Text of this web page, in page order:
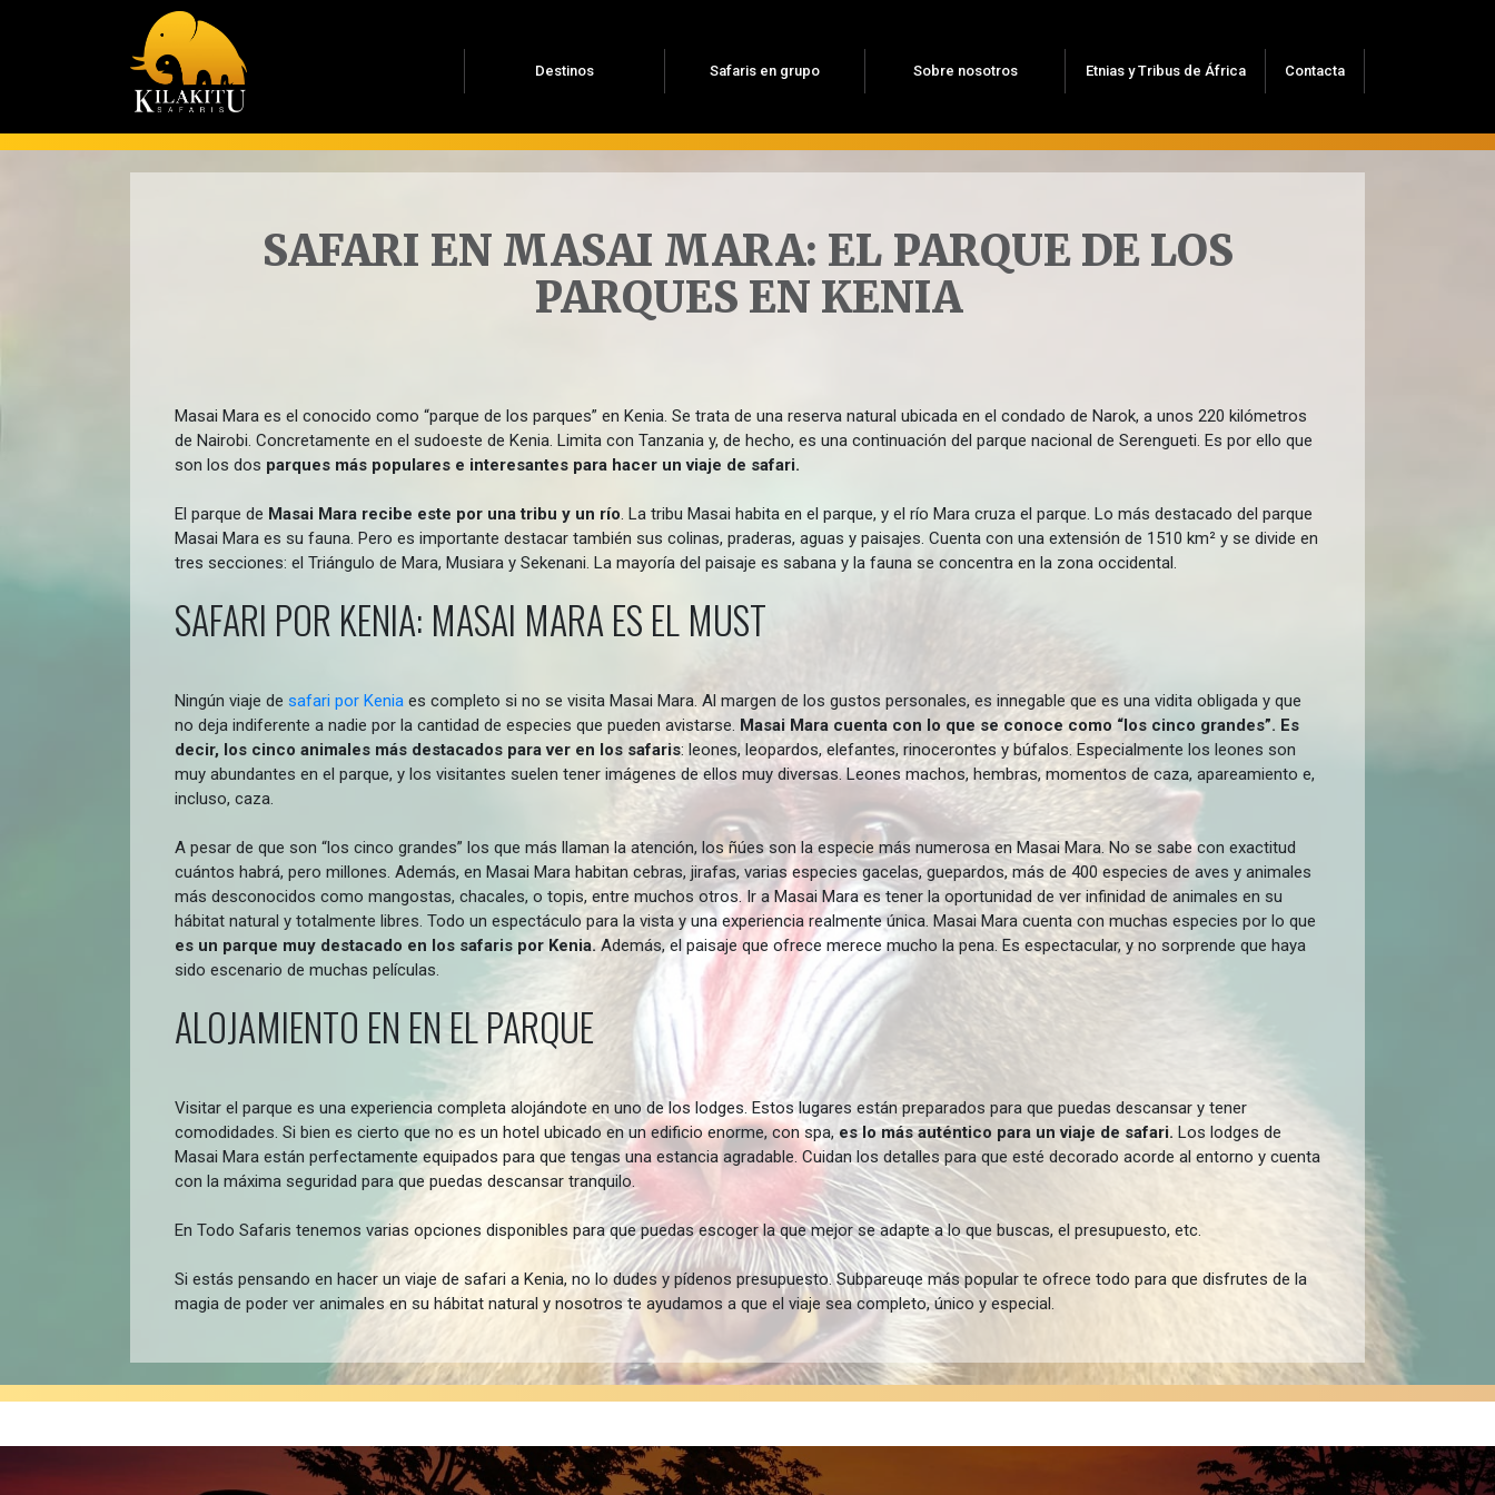
Destinos Safaris en grupo Sobre nosotros Etnias y Tribus de África Contacta
SAFARI EN MASAI MARA: EL PARQUE DE LOS
PARQUES EN KENIA
Masai Mara es el conocido como “parque de los parques” en Kenia. Se trata de una reserva natural ubicada en el condado de Narok, a unos 220 kilómetros
de Nairobi. Concretamente en el sudoeste de Kenia. Limita con Tanzania y, de hecho, es una continuación del parque nacional de Serengueti. Es por ello que
son los dos parques más populares e interesantes para hacer un viaje de safari.
El parque de Masai Mara recibe este por una tribu y un río. La tribu Masai habita en el parque, y el río Mara cruza el parque. Lo más destacado del parque
Masai Mara es su fauna. Pero es importante destacar también sus colinas, praderas, aguas y paisajes. Cuenta con una extensión de 1510 km² y se divide en
tres secciones: el Triángulo de Mara, Musiara y Sekenani. La mayoría del paisaje es sabana y la fauna se concentra en la zona occidental.
SAFARI POR KENIA: MASAI MARA ES ELMUST
Ningún viaje de safari por Kenia es completo si no se visita Masai Mara. Al margen de los gustos personales, es innegable que es una vidita obligada y que
no deja indiferente a nadie por la cantidad de especies que pueden avistarse. Masai Mara cuenta con lo que se conoce como “los cinco grandes”. Es
decir, los cinco animales más destacados para ver en los safaris: leones, leopardos, elefantes, rinocerontes y búfalos. Especialmente los leones son
muy abundantes en el parque, y los visitantes suelen tener imágenes de ellos muy diversas. Leones machos, hembras, momentos de caza, apareamiento e,
incluso, caza.
A pesar de que son “los cinco grandes” los que más llaman la atención, los ñúes son la especie más numerosa en Masai Mara. No se sabe con exactitud
cuántos habrá, pero millones. Además, en Masai Mara habitan cebras, jirafas, varias especies gacelas, guepardos, más de 400 especies de aves y animales
más desconocidos como mangostas, chacales, o topis, entre muchos otros. Ir a Masai Mara es tener la oportunidad de ver infinidad de animales en su
hábitat natural y totalmente libres. Todo un espectáculo para la vista y una experiencia realmente única. Masai Mara cuenta con muchas especies por lo que
es un parque muy destacado en los safaris por Kenia. Además, el paisaje que ofrece merece mucho la pena. Es espectacular, y no sorprende que haya
sido escenario de muchas películas.
ALOJAMIENTO EN EN EL PARQUE
Visitar el parque es una experiencia completa alojándote en uno de los lodges. Estos lugares están preparados para que puedas descansar y tener
comodidades. Si bien es cierto que no es un hotel ubicado en un edificio enorme, con spa, es lo más auténtico para un viaje de safari. Los lodges de
Masai Mara están perfectamente equipados para que tengas una estancia agradable. Cuidan los detalles para que esté decorado acorde al entorno y cuenta
con la máxima seguridad para que puedas descansar tranquilo.
En Todo Safaris tenemos varias opciones disponibles para que puedas escoger la que mejor se adapte a lo que buscas, el presupuesto, etc.
Si estás pensando en hacer un viaje de safari a Kenia, no lo dudes y pídenos presupuesto. Subpareuqe más popular te ofrece todo para que disfrutes de la
magia de poder ver animales en su hábitat natural y nosotros te ayudamos a que el viaje sea completo, único y especial.